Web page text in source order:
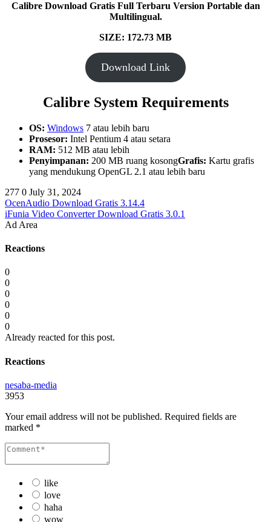
Calibre Download Gratis Full Terbaru Version Portable dan
Multilingual.
SIZE: 172.73 MB
Download Link
Calibre System Requirements
OS: Windows 7 atau lebih baru
Prosesor: Intel Pentium 4 atau setara
RAM: 512 MB atau lebih
Penyimpanan: 200 MB ruang kosongGrafis: Kartu grafis
yang mendukung OpenGL 2.1 atau lebih baru
277 0 July 31, 2024
OcenAudio Download Gratis 3.14.4
iFunia Video Converter Download Gratis 3.0.1
Ad Area
Reactions
0
0
0
0
0
0
Already reacted for this post.
Reactions
nesaba-media
3953
Your email address will not be published. Required fields are
marked *
like
love
haha
wow